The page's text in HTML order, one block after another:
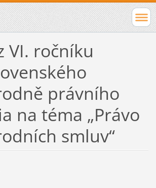
VI. ročníku
právního
na téma „Právo
smluv“